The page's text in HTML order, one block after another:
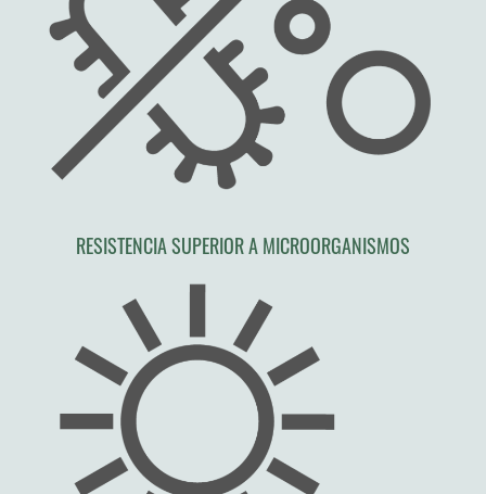
RESISTENCIA SUPERIOR A MICROORGANISMOS